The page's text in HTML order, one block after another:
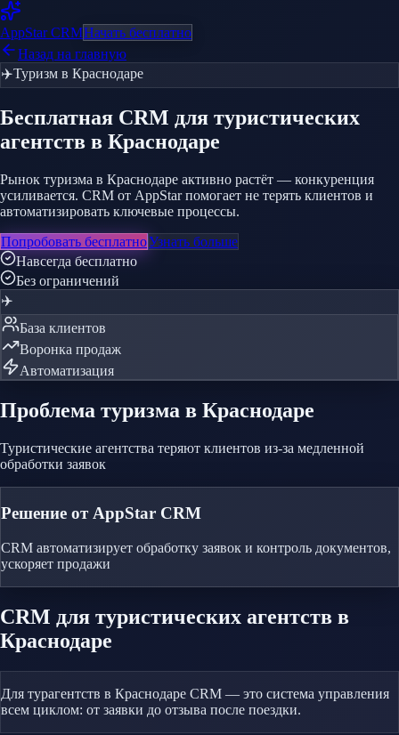
AppStarCRMНачать бесплатно
Назад на главную
✈️Туризм в Краснодаре
Бесплатная CRM для туристических
агентств в Краснодаре
Рынок туризма в Краснодаре активно растёт — конкуренция
усиливается. CRM от AppStar помогает не терять клиентов и
автоматизировать ключевые процессы.
Попробовать бесплатноУзнать больше
Навсегда бесплатно
Без ограничений
✈️
База клиентов
Воронка продаж
Автоматизация
Проблема туризма в Краснодаре
Туристические агентства теряют клиентов из-за медленной
обработки заявок
Решение от AppStar CRM
CRM автоматизирует обработку заявок и контроль документов,
ускоряет продажи
CRM для туристических агентств в
Краснодаре
Для турагентств в Краснодаре CRM — это система управления
всем циклом: от заявки до отзыва после поездки.